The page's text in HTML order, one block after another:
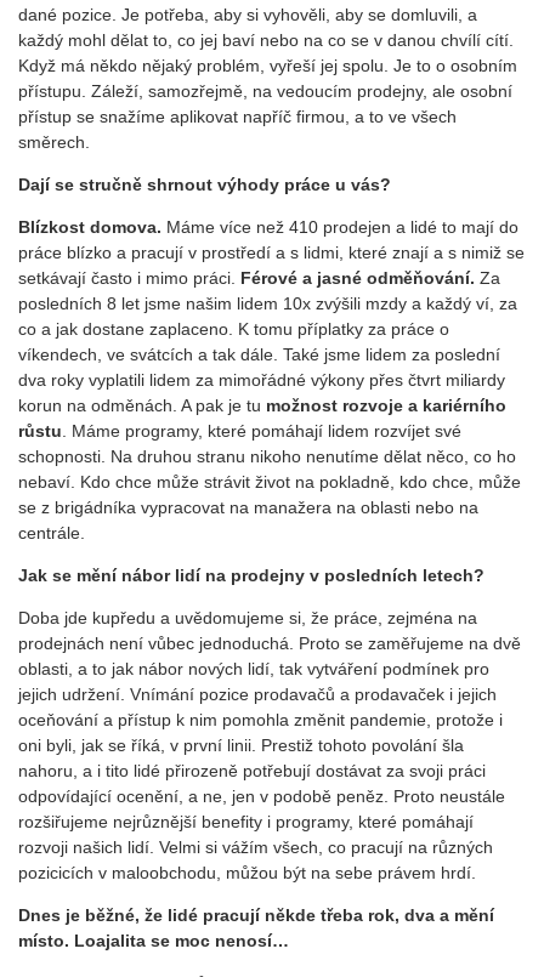
dané pozice. Je potřeba, aby si vyhověli, aby se domluvili, a
každý mohl dělat to, co jej baví nebo na co se v danou chvílí cítí.
Když má někdo nějaký problém, vyřeší jej spolu. Je to o osobním
přístupu. Záleží, samozřejmě, na vedoucím prodejny, ale osobní
přístup se snažíme aplikovat napříč firmou, a to ve všech
směrech.
Dají se stručně shrnout výhody práce u vás?
Blízkost domova. Máme více než 410 prodejen a lidé to mají do
práce blízko a pracují v prostředí a s lidmi, které znají a s nimiž se
setkávají často i mimo práci. Férové a jasné odměňování. Za
posledních 8 let jsme našim lidem 10x zvýšili mzdy a každý ví, za
co a jak dostane zaplaceno. K tomu příplatky za práce o
víkendech, ve svátcích a tak dále. Také jsme lidem za poslední
dva roky vyplatili lidem za mimořádné výkony přes čtvrt miliardy
korun na odměnách. A pak je tu možnost rozvoje a kariérního
růstu . Máme programy, které pomáhají lidem rozvíjet své
schopnosti. Na druhou stranu nikoho nenutíme dělat něco, co ho
nebaví. Kdo chce může strávit život na pokladně, kdo chce, může
se z brigádníka vypracovat na manažera na oblasti nebo na
centrále.
Jak se mění nábor lidí na prodejny v posledních letech?
Doba jde kupředu a uvědomujeme si, že práce, zejména na
prodejnách není vůbec jednoduchá. Proto se zaměřujeme na dvě
oblasti, a to jak nábor nových lidí, tak vytváření podmínek pro
jejich udržení. Vnímání pozice prodavačů a prodavaček i jejich
oceňování a přístup k nim pomohla změnit pandemie, protože i
oni byli, jak se říká, v první linii. Prestiž tohoto povolání šla
nahoru, a i tito lidé přirozeně potřebují dostávat za svoji práci
odpovídající ocenění, a ne, jen v podobě peněz. Proto neustále
rozšiřujeme nejrůznější benefity i programy, které pomáhají
rozvoji našich lidí. Velmi si vážím všech, co pracují na různých
pozicicích v maloobchodu, můžou být na sebe právem hrdí.
Dnes je běžné, že lidé pracují někde třeba rok, dva a mění
místo. Loajalita se moc nenosí…